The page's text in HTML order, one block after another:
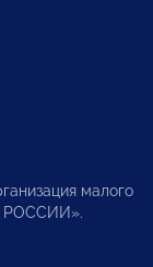
малого
РОССИИ».